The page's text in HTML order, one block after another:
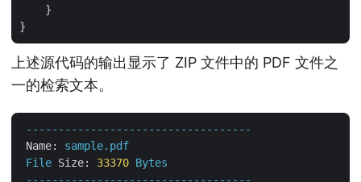
    }
上述源代码的输出显示了 ZIP 文件中的 PDF 文件之
一的检索文本。
-----------------------------------
Name:
sample.pdf
File Size: 33370 Bytes